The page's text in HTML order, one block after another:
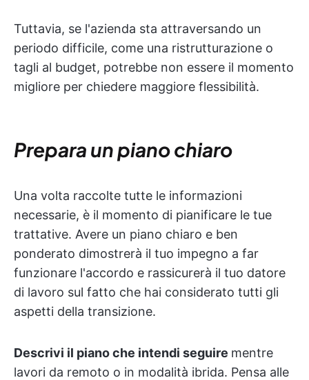
Tuttavia, se l'azienda sta attraversando un
periodo difficile, come una ristrutturazione o
tagli al budget, potrebbe non essere il momento
migliore per chiedere maggiore flessibilità.
Prepara un piano chiaro
Una volta raccolte tutte le informazioni
necessarie, è il momento di pianificare le tue
trattative. Avere un piano chiaro e ben
ponderato dimostrerà il tuo impegno a far
funzionare l'accordo e rassicurerà il tuo datore
di lavoro sul fatto che hai considerato tutti gli
aspetti della transizione.
Descrivi il piano che intendi seguire mentre
lavori da remoto o in modalità ibrida. Pensa alle